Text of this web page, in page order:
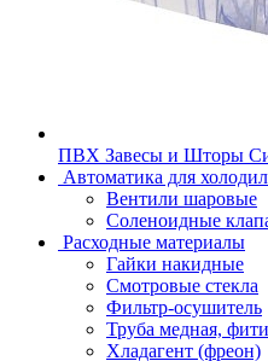
ПВХ Завесы и Шторы
Автоматика для
Вентили шаровые
Соленоидные
Расходные материалы
Гайки накидные
Смотровые стекла
Фильтр-осушитель
Труба медная,
Хладагент (фреон)